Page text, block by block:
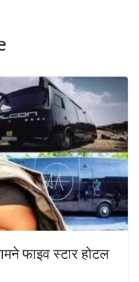
फाइव स्टार होटल